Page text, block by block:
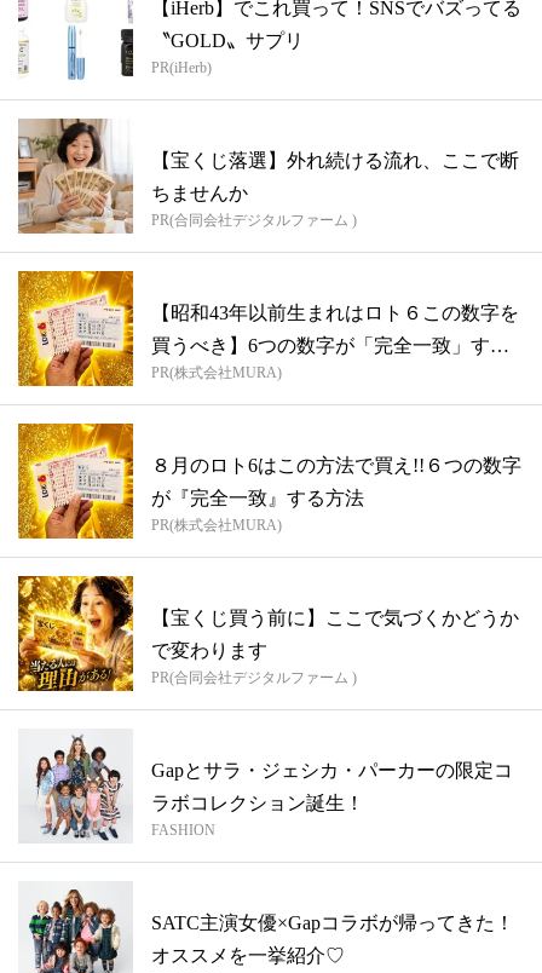
【iHerb】でこれ買って！SNSでバズってる
〝GOLD〟サプリ
PR(iHerb)
【宝くじ落選】外れ続ける流れ、ここで断
ちませんか
PR(合同会社デジタルファーム )
【昭和43年以前生まれはロト６この数字を
買うべき】6つの数字が「完全一致」する
方...
PR(株式会社MURA)
８月のロト6はこの方法で買え!!６つの数字
が『完全一致』する方法
PR(株式会社MURA)
【宝くじ買う前に】ここで気づくかどうか
で変わります
PR(合同会社デジタルファーム )
Gapとサラ・ジェシカ・パーカーの限定コ
ラボコレクション誕生！
FASHION
SATC主演女優×Gapコラボが帰ってきた！
オススメを一挙紹介♡